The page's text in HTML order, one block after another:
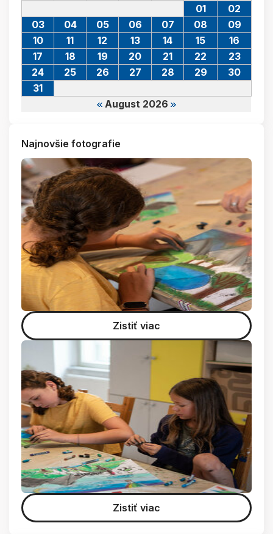
August 2026
01
02
03
04 05 06 07 08
09
10
11 12 13 14 15
16
17
18 19 20 21 22
23
24
25 26 27 28 29
30
31
Najnovšie fotografie
Zistiť viac
Zistiť viac